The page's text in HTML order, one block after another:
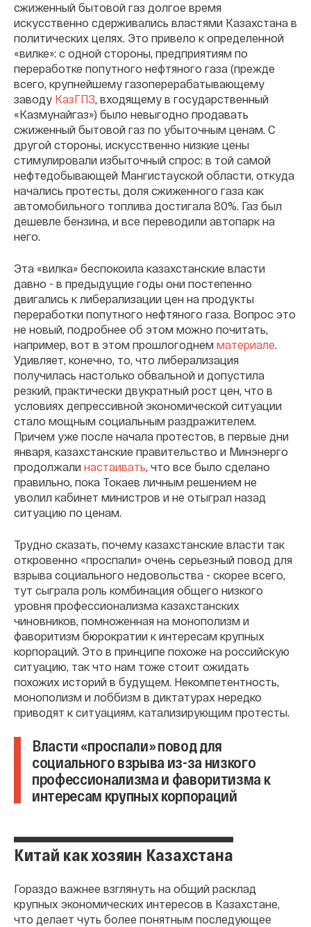
сжиженный бытовой газ долгое время
искусственно сдерживались властями Казахстана в
политических целях. Это привело к определенной
«вилке»: с одной стороны, предприятиям по
переработке попутного нефтяного газа (прежде
всего, крупнейшему газоперерабатывающему
заводу КазГПЗ, входящему в государственный
«Казмунайгаз») было невыгодно продавать
сжиженный бытовой газ по убыточным ценам. С
другой стороны, искусственно низкие цены
стимулировали избыточный спрос: в той самой
нефтедобывающей Мангистауской области, откуда
начались протесты, доля сжиженного газа как
автомобильного топлива достигала 80%. Газ был
дешевле бензина, и все переводили автопарк на
него.
Эта «вилка» беспокоила казахстанские власти
давно - в предыдущие годы они постепенно
двигались к либерализации цен на продукты
переработки попутного нефтяного газа. Вопрос это
не новый, подробнее об этом можно почитать,
например, вот в этом прошлогоднем материале.
Удивляет, конечно, то, что либерализация
получилась настолько обвальной и допустила
резкий, практически двукратный рост цен, что в
условиях депрессивной экономической ситуации
стало мощным социальным раздражителем.
Причем уже после начала протестов, в первые дни
января, казахстанские правительство и Минэнерго
продолжали настаивать, что все было сделано
правильно, пока Токаев личным решением не
уволил кабинет министров и не отыграл назад
ситуацию по ценам.
Трудно сказать, почему казахстанские власти так
откровенно «проспали» очень серьезный повод для
взрыва социального недовольства - скорее всего,
тут сыграла роль комбинация общего низкого
уровня профессионализма казахстанских
чиновников, помноженная на монополизм и
фаворитизм бюрократии к интересам крупных
корпораций. Это в принципе похоже на российскую
ситуацию, так что нам тоже стоит ожидать
похожих историй в будущем. Некомпетентность,
монополизм и лоббизм в диктатурах нередко
приводят к ситуациям, катализирующим протесты.
Власти «проспали» повод для
социального взрыва из-за низкого
профессионализма и фаворитизма к
интересам крупных корпораций
Китай как хозяин Казахстана
Гораздо важнее взглянуть на общий расклад
крупных экономических интересов в Казахстане,
что делает чуть более понятным последующее